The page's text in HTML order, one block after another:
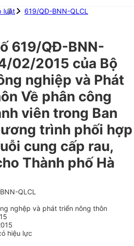
luật 619/QĐ-BNN-QLCL
619/QĐ-BNN-
02/2015 của Bộ
nghiệp và Phát
Về phân công
viên trong Ban
trình phối hợp
cung cấp rau,
Thành phố Hà
QLCL
nghệp và phát triển nông thôn
hiệu lực